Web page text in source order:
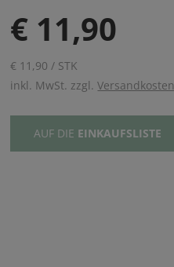
€ 11,90
€ 11,90 / STK
inkl. MwSt. zzgl.Versandkosten
AUF DIE EINKAUFSLISTE